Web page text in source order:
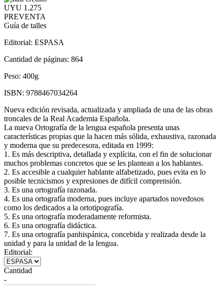
UYU 1.275
PREVENTA
Guía de talles
Editorial: ESPASA
Cantidad de páginas: 864
Peso: 400g
ISBN: 9788467034264
Nueva edición revisada, actualizada y ampliada de una de las obras
troncales de la Real Academia Española.
La nueva Ortografía de la lengua española presenta unas
características propias que la hacen más sólida, exhaustiva, razonada
y moderna que su predecesora, editada en 1999:
1. Es más descriptiva, detallada y explícita, con el fin de solucionar
muchos problemas concretos que se les plantean a los hablantes.
2. Es accesible a cualquier hablante alfabetizado, pues evita en lo
posible tecnicismos y expresiones de difícil comprensión.
3. Es una ortografía razonada.
4. Es una ortografía moderna, pues incluye apartados novedosos
como los dedicados a la ortotipografía.
5. Es una ortografía moderadamente reformista.
6. Es una ortografía didáctica.
7. Es una ortografía panhispánica, concebida y realizada desde la
unidad y para la unidad de la lengua.
Editorial:
Cantidad
-